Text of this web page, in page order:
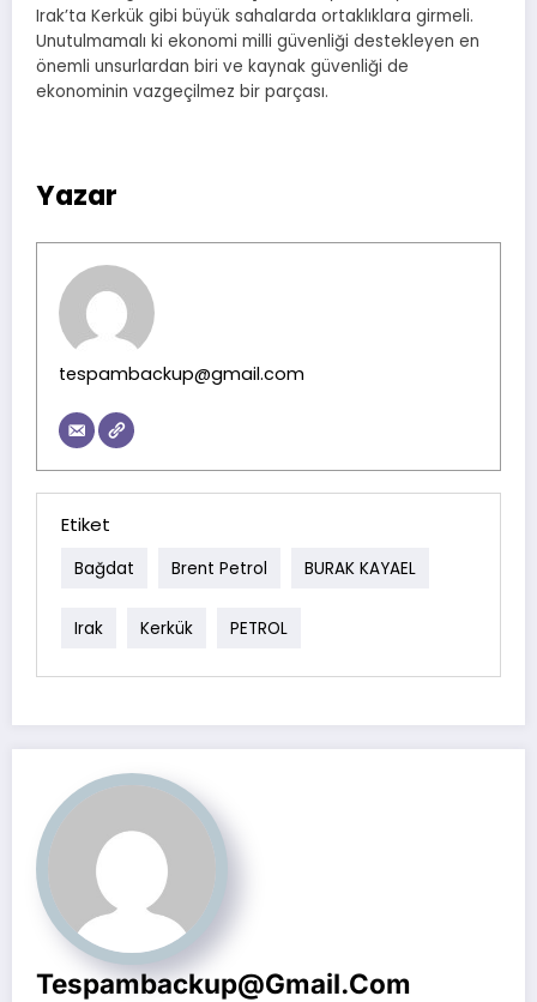
Irak’ta Kerkük gibi büyük sahalarda ortaklıklara girmeli.
Unutulmamalı ki ekonomi milli güvenliği destekleyen en
önemli unsurlardan biri ve kaynak güvenliği de
ekonominin vazgeçilmez bir parçası.
Yazar
tespambackup@gmail.com
Etiket
Bağdat Brent Petrol BURAK KAYAEL
Irak Kerkük PETROL
Tespambackup@gmail.com